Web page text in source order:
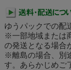
ゆうパックでの配
※一部地域または
の発送となる場合
※離島の場合、別
す。あらかじめご